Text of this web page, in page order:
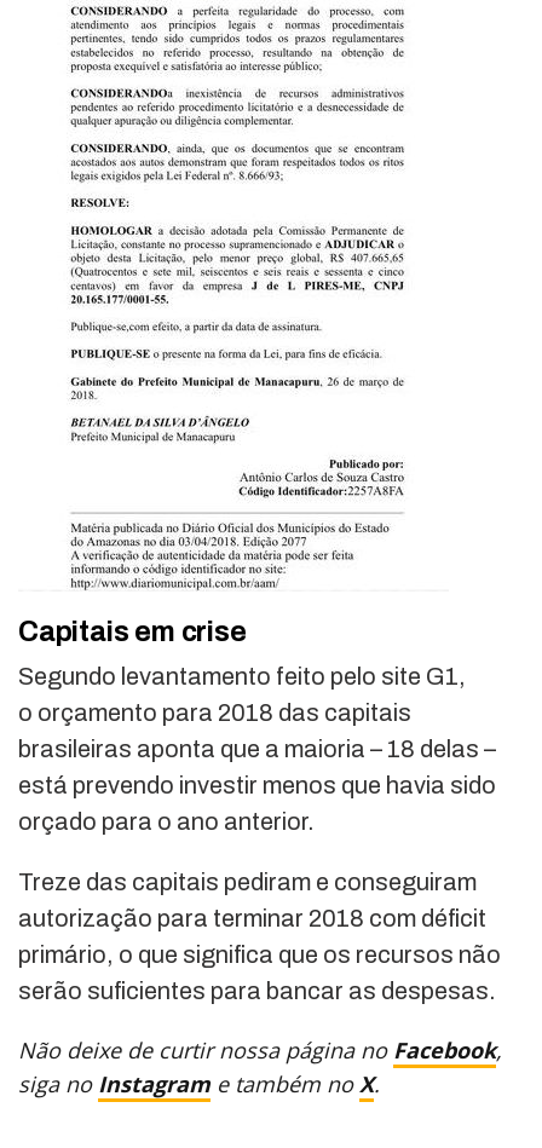
Capitais em crise
Segundo levantamento feito pelo site G1,
o orçamento para 2018 das capitais
brasileiras aponta que a maioria – 18 delas –
está prevendo investir menos que havia sido
orçado para o ano anterior.
Treze das capitais pediram e conseguiram
autorização para terminar 2018 com déficit
primário, o que significa que os recursos não
serão suficientes para bancar as despesas.
Não deixe de curtir nossa página no Facebook,
siga no Instagram e também noX.